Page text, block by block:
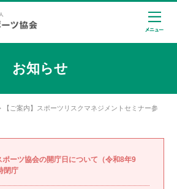
お知らせ
【ご案内】スポーツリスクマネジメントセミナー参
ポーツ協会の開庁日について（令和8年9
閉庁